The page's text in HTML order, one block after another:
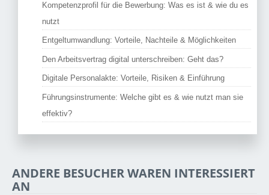
Kompetenzprofil für die Bewerbung: Was es ist & wie du es
nutzt
Entgeltumwandlung: Vorteile, Nachteile & Möglichkeiten
Den Arbeitsvertrag digital unterschreiben: Geht das?
Digitale Personalakte: Vorteile, Risiken & Einführung
Führungsinstrumente: Welche gibt es & wie nutzt man sie
effektiv?
ANDERE BESUCHER WAREN INTERESSIERT
AN